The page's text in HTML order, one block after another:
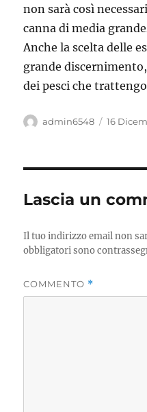
non sarà così
canna di media
Anche la scelta delle
grande
dei pesci che
Autore
admin6548 16
Lascia un
Il tuo indirizzo email non
obbligatori sono
COMMENTO *